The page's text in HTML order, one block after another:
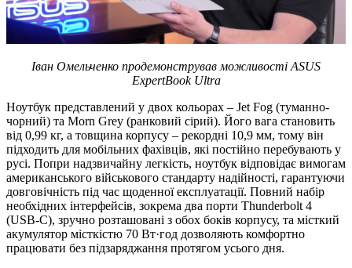
Іван Омельченко продемонстрував можливості ASUS
ExpertBook Ultra
Ноутбук представлений у двох кольорах – Jet Fog (туманно-
чорний) та Morn Grey (ранковий сірий). Його вага становить
від 0,99 кг, а товщина корпусу – рекордні 10,9 мм, тому він
підходить для мобільних фахівців, які постійно перебувають у
русі. Попри надзвичайну легкість, ноутбук відповідає вимогам
американського військового стандарту надійності, гарантуючи
довговічність під час щоденної експлуатації. Повний набір
необхідних інтерфейсів, зокрема два порти Thunderbolt 4
(USB-C), зручно розташовані з обох боків корпусу, та місткий
акумулятор місткістю 70 Вт·год дозволяють комфортно
працювати без підзаряджання протягом усього дня.